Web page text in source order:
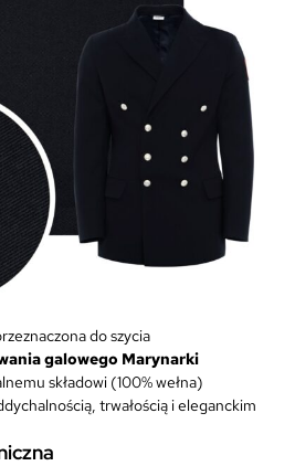
do szycia
galowego Marynarki
składowi (100% wełna)
trwałością i eleganckim